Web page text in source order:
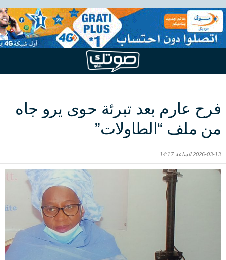
فرح عارم بعد تبرئة حوى يرو جاه
من ملف “الطاولات”
2026-03-13 الساعة 14:17